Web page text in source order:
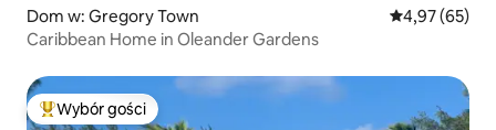
Dom w: Gregory Town Średnia
4,97 (65)
Caribbean Home in Oleander Gardens
Najpopularniejsze z kategorii Wybór gości
Wybór gości